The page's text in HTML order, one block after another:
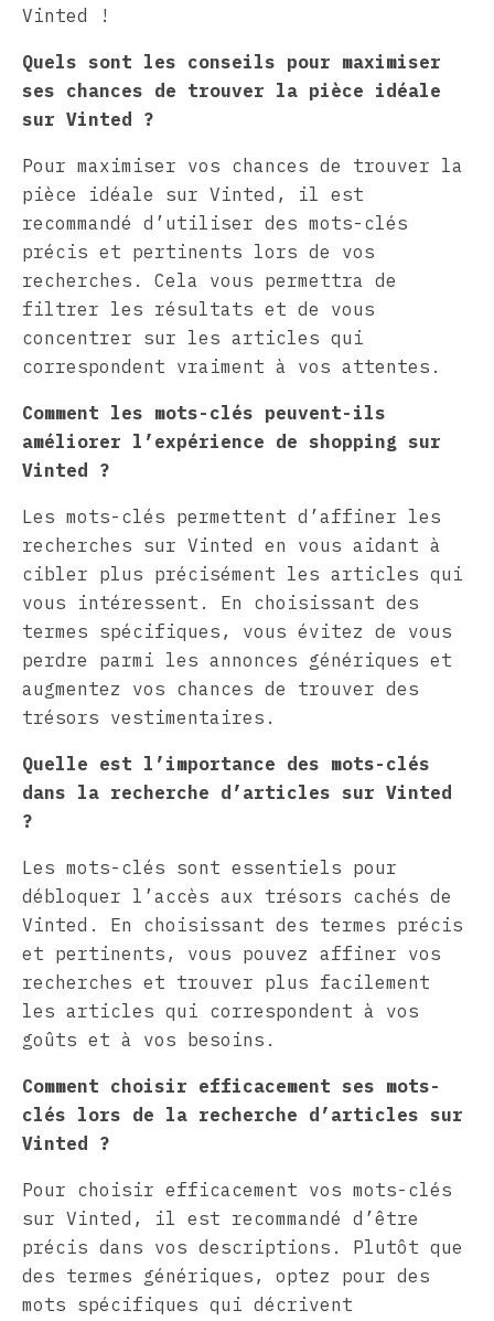
Vinted !
Quels sont les conseils pour maximiser
ses chances de trouver la pièce idéale
sur Vinted ?
Pour maximiser vos chances de trouver la
pièce idéale sur Vinted, il est
recommandé d’utiliser des mots-clés
précis et pertinents lors de vos
recherches. Cela vous permettra de
filtrer les résultats et de vous
concentrer sur les articles qui
correspondent vraiment à vos attentes.
Comment les mots-clés peuvent-ils
améliorer l’expérience de shopping sur
Vinted ?
Les mots-clés permettent d’affiner les
recherches sur Vinted en vous aidant à
cibler plus précisément les articles qui
vous intéressent. En choisissant des
termes spécifiques, vous évitez de vous
perdre parmi les annonces génériques et
augmentez vos chances de trouver des
trésors vestimentaires.
Quelle est l’importance des mots-clés
dans la recherche d’articles sur Vinted
?
Les mots-clés sont essentiels pour
débloquer l’accès aux trésors cachés de
Vinted. En choisissant des termes précis
et pertinents, vous pouvez affiner vos
recherches et trouver plus facilement
les articles qui correspondent à vos
goûts et à vos besoins.
Comment choisir efficacement ses mots-
clés lors de la recherche d’articles sur
Vinted ?
Pour choisir efficacement vos mots-clés
sur Vinted, il est recommandé d’être
précis dans vos descriptions. Plutôt que
des termes génériques, optez pour des
mots spécifiques qui décrivent